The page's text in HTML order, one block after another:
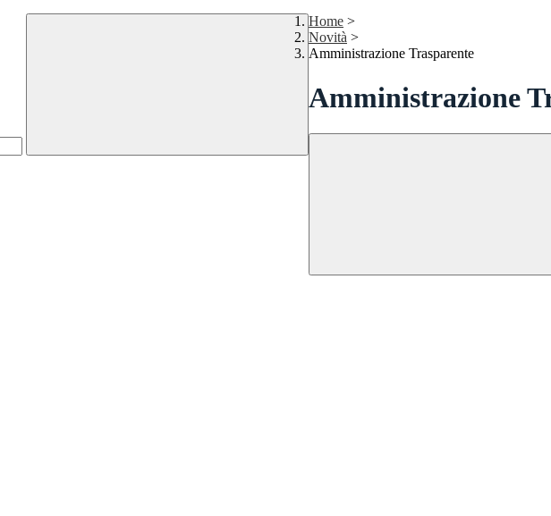
Home >
Novità >
Amministrazione Trasparente
Amministrazione